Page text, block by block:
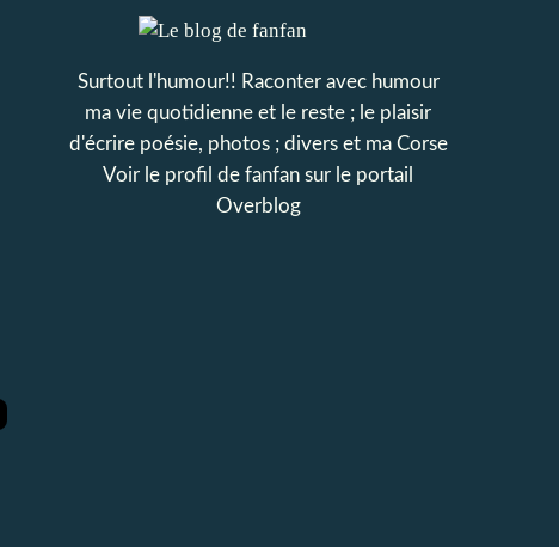
Surtout l'humour!! Raconter avec humour
ma vie quotidienne et le reste ; le plaisir
d'écrire poésie, photos ; divers et ma Corse
Voir le profil de fanfan sur le portail
Overblog